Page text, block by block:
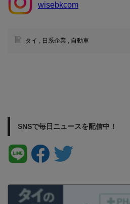
wisebkcom
タイ , 日系企業 , 自動車
SNSで毎日ニュースを配信中！